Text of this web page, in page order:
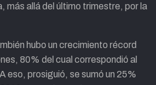
más allá del último trimestre, por la
hubo un crecimiento récord
80% del cual correspondió al
eso, prosiguió, se sumó un 25%